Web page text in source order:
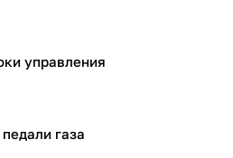
управления
газа